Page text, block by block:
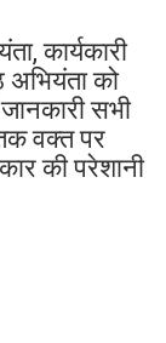
कार्यकारी
को
सभी
वक्त पर
की परेशानी